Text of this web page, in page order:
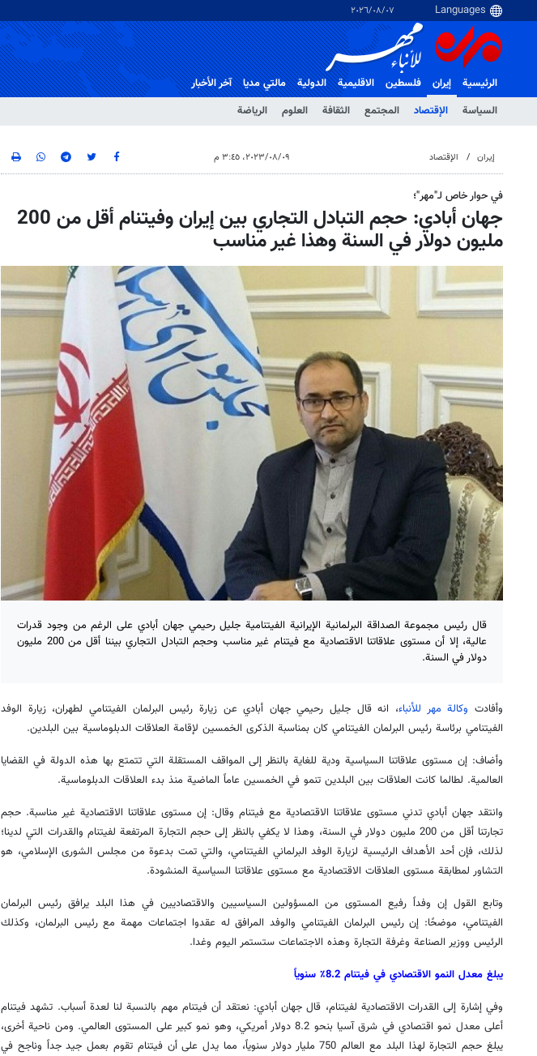
٠٧‏/٠٨‏/٢٠٢٦
الرئيسية
إيران
السياسة
الإقتصاد المجتمع الثقافة العلوم الرياضة
فلسطین الاقلیمیة الدولية مالتي مدیا آخر الأخبار
إيران الإقتصاد ٠٩‏/٠٨‏/٢٠٢٣، ٣:٤٥ م
في حوار خاص لـ"مهر"؛
جهان أبادي: حجم التبادل التجاري بين إيران وفيتنام أقل من 200
مليون دولار في السنة وهذا غير مناسب
قال رئيس مجموعة الصداقة البرلمانية الإيرانية الفيتنامية جليل رحيمي جهان أبادي على الرغم من وجود قدرات
عالية، إلا أن مستوى علاقاتنا الاقتصادية مع فيتنام غير مناسب وحجم التبادل التجاري بيننا أقل من 200 مليون
دولار في السنة.
وأفادت وكالة مهر للأنباء، انه قال جليل رحيمي جهان أبادي عن زيارة رئيس البرلمان الفيتنامي لطهران، زيارة الوفد
الفيتنامي برئاسة رئيس البرلمان الفيتنامي كان بمناسبة الذكرى الخمسين لإقامة العلاقات الدبلوماسية بين البلدين.
وأضاف: إن مستوى علاقاتنا السياسية ودية للغاية بالنظر إلى المواقف المستقلة التي تتمتع بها هذه الدولة في القضايا
العالمية. لطالما كانت العلاقات بين البلدين تنمو في الخمسين عاماً الماضية منذ بدء العلاقات الدبلوماسية.
وانتقد جهان أبادي تدني مستوى علاقاتنا الاقتصادية مع فيتنام وقال: إن مستوى علاقاتنا الاقتصادية غير مناسبة. حجم
تجارتنا أقل من 200 مليون دولار في السنة، وهذا لا يكفي بالنظر إلى حجم التجارة المرتفعة لفيتنام والقدرات التي لدينا؛
لذلك، فإن أحد الأهداف الرئيسية لزيارة الوفد البرلماني الفيتنامي، والتي تمت بدعوة من مجلس الشورى الإسلامي، هو
التشاور لمطابقة مستوى العلاقات الاقتصادية مع مستوى علاقاتنا السياسية المنشودة.
وتابع القول إن وفداً رفيع المستوى من المسؤولين السياسيين والاقتصاديين في هذا البلد يرافق رئيس البرلمان
الفيتنامي، موضحًا: إن رئيس البرلمان الفيتنامي والوفد المرافق له عقدوا اجتماعات مهمة مع رئيس البرلمان، وكذلك
الرئيس ووزير الصناعة وغرفة التجارة وهذه الاجتماعات ستستمر اليوم وغدا.
يبلغ معدل النمو الاقتصادي في فيتنام 8.2٪ سنوياً
وفي إشارة إلى القدرات الاقتصادية لفيتنام، قال جهان أبادي: نعتقد أن فيتنام مهم بالنسبة لنا لعدة أسباب. تشهد فيتنام
أعلى معدل نمو اقتصادي في شرق آسيا بنحو 8.2 دولار أمريكي، وهو نمو كبير على المستوى العالمي. ومن ناحية أخرى،
يبلغ حجم التجارة لهذا البلد مع العالم 750 مليار دولار سنوياً، مما يدل على أن فيتنام تقوم بعمل جيد جداً وناجح في